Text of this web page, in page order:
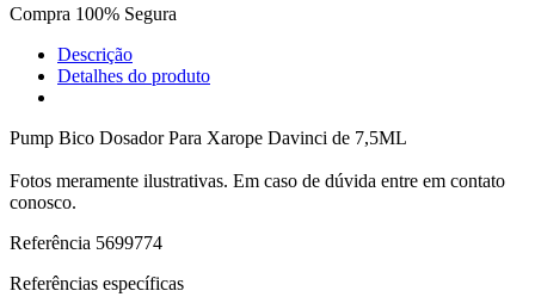
Compra 100% Segura
Descrição
Detalhes do produto
Pump Bico Dosador Para Xarope Davinci de 7,5ML
Fotos meramente ilustrativas. Em caso de dúvida entre em contato
conosco.
Referência 5699774
Referências específicas